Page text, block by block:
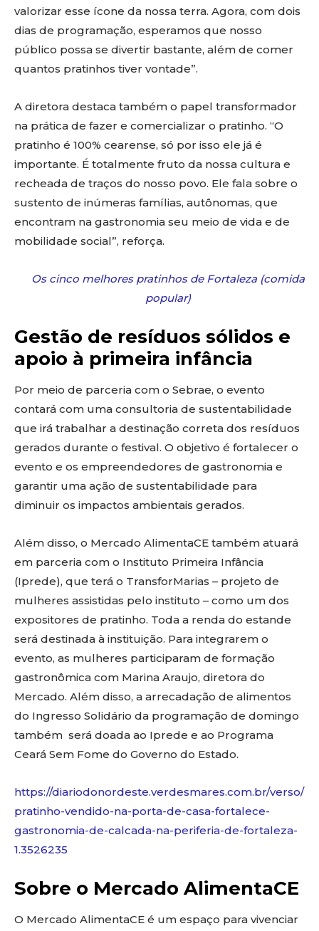
valorizar esse ícone da nossa terra. Agora, com dois
dias de programação, esperamos que nosso
público possa se divertir bastante, além de comer
quantos pratinhos tiver vontade”.
A diretora destaca também o papel transformador
na prática de fazer e comercializar o pratinho. “O
pratinho é 100% cearense, só por isso ele já é
importante. É totalmente fruto da nossa cultura e
recheada de traços do nosso povo. Ele fala sobre o
sustento de inúmeras famílias, autônomas, que
encontram na gastronomia seu meio de vida e de
mobilidade social”, reforça.
Os cinco melhores pratinhos de Fortaleza (comida
popular)
Gestão de resíduos sólidos e
apoio à primeira infância
Por meio de parceria com o Sebrae, o evento
contará com uma consultoria de sustentabilidade
que irá trabalhar a destinação correta dos resíduos
gerados durante o festival. O objetivo é fortalecer o
evento e os empreendedores de gastronomia e
garantir uma ação de sustentabilidade para
diminuir os impactos ambientais gerados.
Além disso, o Mercado AlimentaCE também atuará
em parceria com o Instituto Primeira Infância
(Iprede), que terá o TransforMarias – projeto de
mulheres assistidas pelo instituto – como um dos
expositores de pratinho. Toda a renda do estande
será destinada à instituição. Para integrarem o
evento, as mulheres participaram de formação
gastronômica com Marina Araujo, diretora do
Mercado. Além disso, a arrecadação de alimentos
do Ingresso Solidário da programação de domingo
também será doada ao Iprede e ao Programa
Ceará Sem Fome do Governo do Estado.
https://diariodonordeste.verdesmares.com.br/verso/
pratinho-vendido-na-porta-de-casa-fortalece-
gastronomia-de-calcada-na-periferia-de-fortaleza-
1.3526235
Sobre o Mercado AlimentaCE
O Mercado AlimentaCE é um espaço para vivenciar